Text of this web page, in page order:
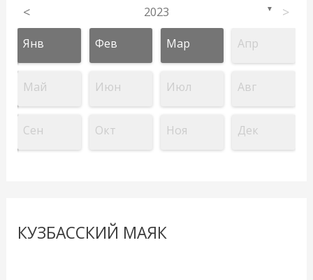
< 2023 ▼ >
Янв Фев Мар Апр
Май Июн Июл Авг
Сен Окт Ноя Дек
КУЗБАССКИЙ МАЯК